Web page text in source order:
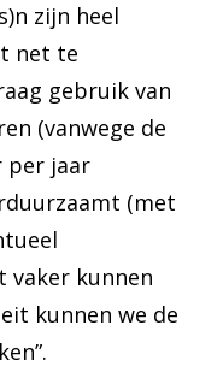
zijn heel
net te
gebruik van
(vanwege de
per jaar
(met
vaker kunnen
kunnen we de